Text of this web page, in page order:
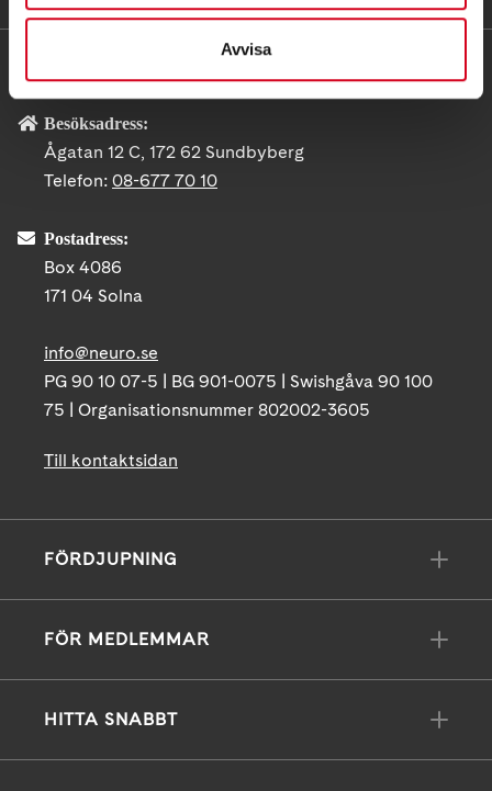
Avvisa
Besöksadress:
Ågatan 12 C, 172 62 Sundbyberg
Telefon: 08-677 70 10
Postadress:
Box 4086
171 04 Solna
info@neuro.se
PG 90 10 07-5 | BG 901-0075 | Swishgåva 90 100
75 | Organisationsnummer 802002-3605
Till kontaktsidan
FÖRDJUPNING
FÖR MEDLEMMAR
HITTA SNABBT